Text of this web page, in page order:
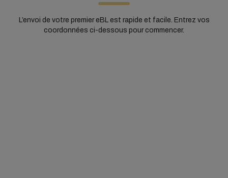
L’envoi de votre premier eBL est rapide et facile. Entrez vos
coordonnées ci-dessous pour commencer.